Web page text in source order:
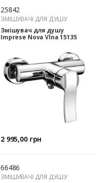
25842
ЗМІШУВАЧІ ДЛЯ ДУШУ
Змішувач для душу
Imprese Nova Vlna 15135
Ціна
2 995,00 грн
66486
ЗМІШУВАЧІ ДЛЯ ДУШУ